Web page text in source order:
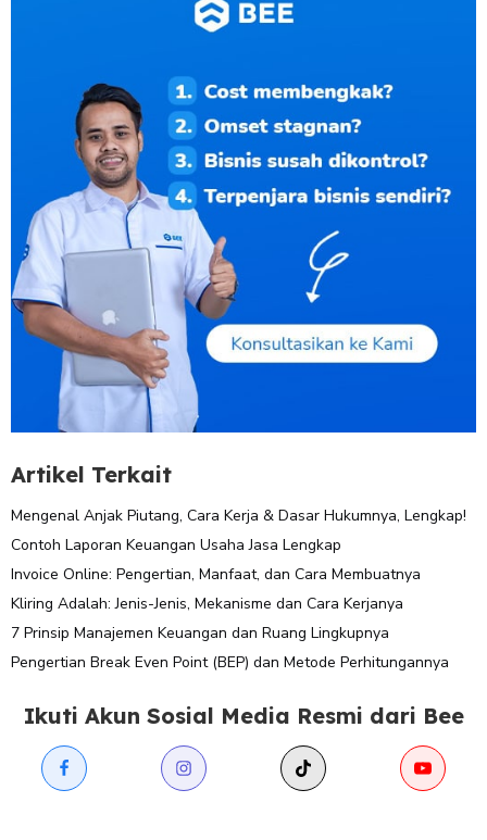
Artikel Terkait
Mengenal Anjak Piutang, Cara Kerja & Dasar Hukumnya, Lengkap!
Contoh Laporan Keuangan Usaha Jasa Lengkap
Invoice Online: Pengertian, Manfaat, dan Cara Membuatnya
Kliring Adalah: Jenis-Jenis, Mekanisme dan Cara Kerjanya
7 Prinsip Manajemen Keuangan dan Ruang Lingkupnya
Pengertian Break Even Point (BEP) dan Metode Perhitungannya
Ikuti Akun Sosial Media Resmi dari Bee